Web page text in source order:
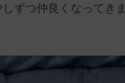
ずつ仲良くなってきま